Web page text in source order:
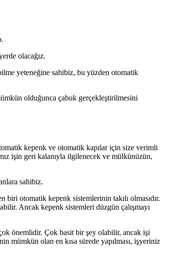
olacağız.
yeteneğine sahibiz, bu yüzden otomatik
olduğunca çabuk gerçekleştirilmesini
kepenk ve otomatik kapılar için size verimli
işin geri kalanıyla ilgilenecek ve mülkünüzün,
sahibiz.
otomatik kepenk sistemlerinin takılı olmasıdır.
Ancak kepenk sistemleri düzgün çalışmayı
önemlidir. Çok basit bir şey olabilir, ancak işi
mümkün olan en kısa sürede yapılması, işyeriniz